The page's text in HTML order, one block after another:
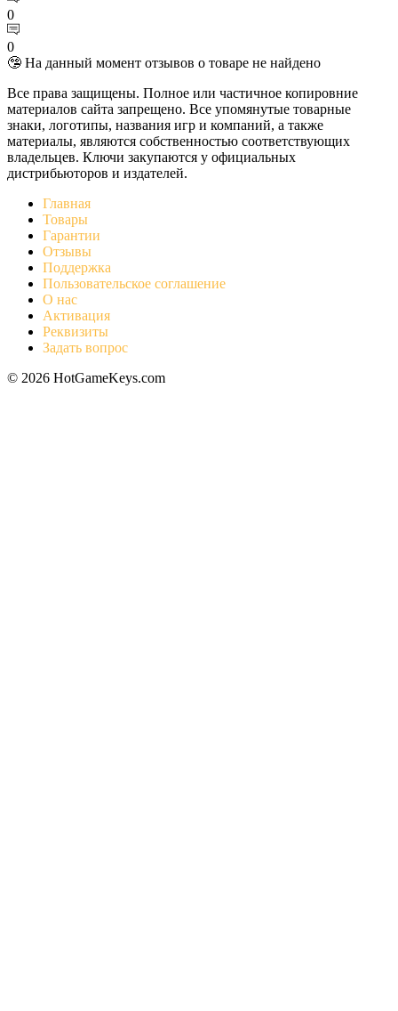
0
0
🤥 На данный момент отзывов о товаре не найдено
Все права защищены. Полное или частичное копировние
материалов сайта запрещено. Все упомянутые товарные
знаки, логотипы, названия игр и компаний, а также
материалы, являются собственностью соответствующих
владельцев. Ключи закупаются у официальных
дистрибьюторов и издателей.
Главная
Товары
Гарантии
Отзывы
Поддержка
Пользовательское соглашение
О нас
Активация
Реквизиты
Задать вопрос
© 2026 HotGameKeys.com